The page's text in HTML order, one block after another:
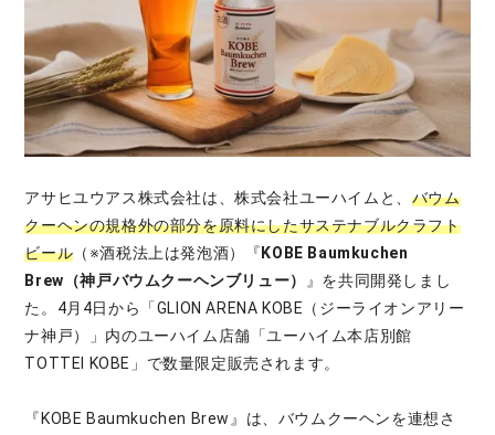
アサヒユウアス株式会社は、株式会社ユーハイムと、 バウム
クーヘンの規格外の部分を原料にしたサステナブルクラフト
ビール （※酒税法上は発泡酒）『 KOBE Baumkuchen
Brew（神戸バウムクーヘンブリュー）
』を共同開発しまし
た。4月4日から「GLION ARENA KOBE（ジーライオンアリー
ナ神戸）」内のユーハイム店舗「ユーハイム本店別館
TOTTEI KOBE」で数量限定販売されます。
『KOBE Baumkuchen Brew』は、バウムクーヘンを連想さ